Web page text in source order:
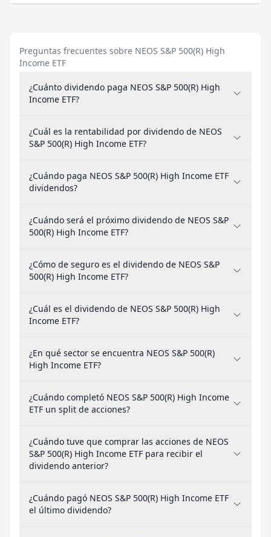
Preguntas frecuentes sobre NEOS S&P 500(R) High
Income ETF
¿Cuánto dividendo paga NEOS S&P 500(R) High
Income ETF?
¿Cuál es la rentabilidad por dividendo de NEOS
S&P 500(R) High Income ETF?
¿Cuándo paga NEOS S&P 500(R) High Income ETF
dividendos?
¿Cuándo será el próximo dividendo de NEOS S&P
500(R) High Income ETF?
¿Cómo de seguro es el dividendo de NEOS S&P
500(R) High Income ETF?
¿Cuál es el dividendo de NEOS S&P 500(R) High
Income ETF?
¿En qué sector se encuentra NEOS S&P 500(R)
High Income ETF?
¿Cuándo completó NEOS S&P 500(R) High Income
ETF un split de acciones?
¿Cuándo tuve que comprar las acciones de NEOS
S&P 500(R) High Income ETF para recibir el
dividendo anterior?
¿Cuándo pagó NEOS S&P 500(R) High Income ETF
el último dividendo?